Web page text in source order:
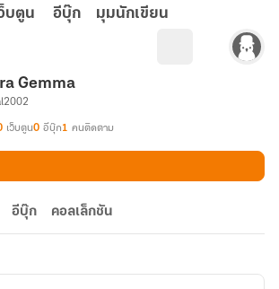
บตูน อีบุ๊ก มุมนักเขียน
Gemma
เว็บตูน0 อีบุ๊ก1 คนติดตาม
อีบุ๊ก คอลเล็กชัน